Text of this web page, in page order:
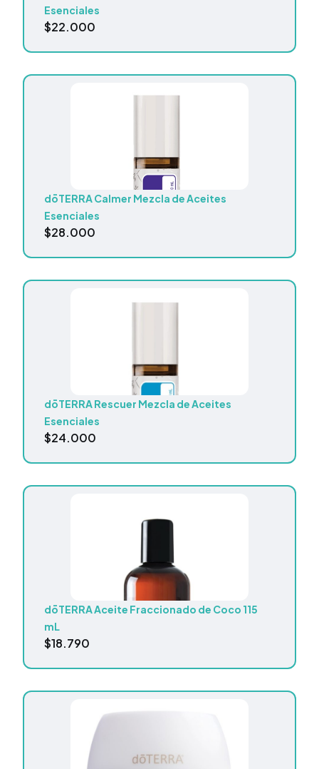
Esenciales
$22.000
dōTERRA Calmer Mezcla de Aceites
Esenciales
$28.000
dōTERRA Rescuer Mezcla de Aceites
Esenciales
$24.000
dōTERRA Aceite Fraccionado de Coco 115
mL
$18.790